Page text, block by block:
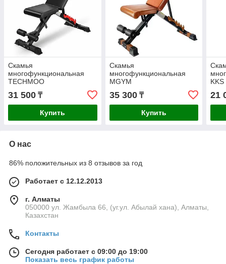
Скамья
многофункциональная
TECHMOO
31 500 ₸
Купить
Скамья
многофункциональная
MGYM
35 300₸
Купить
KKS
21
О нас
86% положительных из 8 отзывов за год
Работает с 12.12.2013
г. Алматы
050000 ул. Жамбыла 66, (уг.ул. Абылай хана), Алматы,
Казахстан
Контакты
Сегодня работает с 09:00 до 19:00
Показать весь график работы